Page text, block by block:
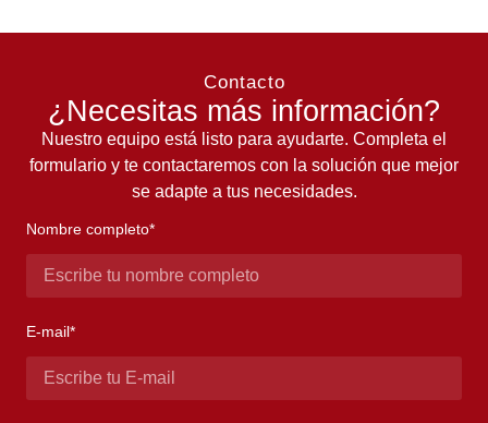
Contacto
¿Necesitas más información?
Nuestro equipo está listo para ayudarte. Completa el
formulario y te contactaremos con la solución que mejor
se adapte a tus necesidades.
Nombre completo*
E-mail*